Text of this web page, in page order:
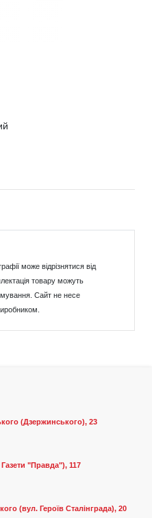
може відрізнятися від
товару можуть
Сайт не несе
(Дзержинського), 23
"Правда"), 117
(вул. Героїв Сталінграда), 20